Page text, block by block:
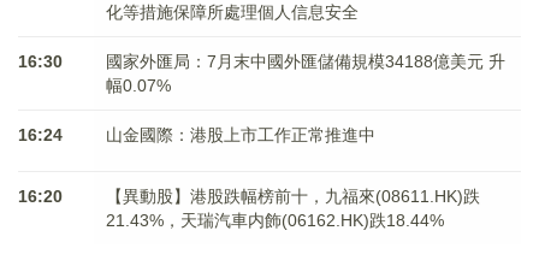
化等措施保障所處理個人信息安全
16:30
國家外匯局：7月末中國外匯儲備規模34188億美元 升
幅0.07%
16:24 山金國際：港股上市工作正常推進中
16:20
【異動股】港股跌幅榜前十，九福來(08611.HK)跌
21.43%，天瑞汽車内飾(06162.HK)跌18.44%